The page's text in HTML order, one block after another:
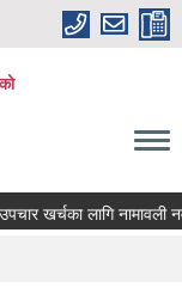
खर्चका लागि नामावली